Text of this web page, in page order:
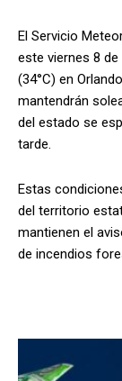
El Servicio
este viernes 8
(34°C) en
mantendrán
del estado se
tarde.
Estas
del territorio
mantienen el
de incendios